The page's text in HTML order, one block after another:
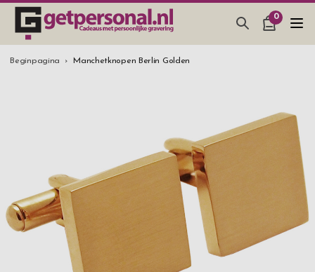
0
CADEAUS & GADGETS
HUWELIJKSGESCHENK 2026
Beginpagina Manchetknopen Berlin Golden